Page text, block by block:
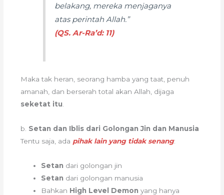
belakang, mereka menjaganya
atas perintah Allah.”
(QS. Ar-Ra’d: 11)
Maka tak heran, seorang hamba yang taat, penuh
amanah, dan berserah total akan Allah, dijaga
seketat itu
b. Setan dan Iblis dari Golongan Jin dan Manusia
Tentu saja, ada pihak lain yang tidak senang:
Setan dari golongan jin
Setan dari golongan manusia
Bahkan High Level Demon yang hanya